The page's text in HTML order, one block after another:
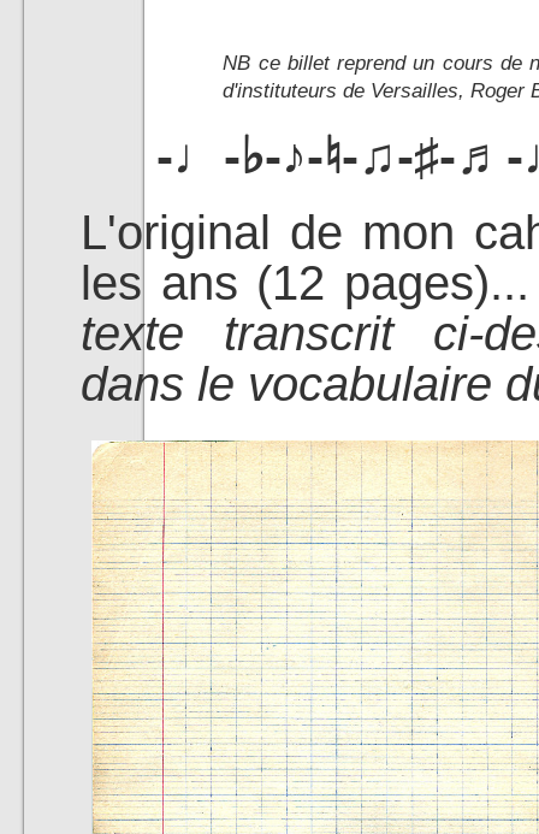
NB ce billet reprend un cours de
d'instituteurs de Versailles, Roger
-♩-♭-♪-♮-♫-♯-
L'original de mon
les ans (12
texte transcrit ci-
dans le vocabulaire